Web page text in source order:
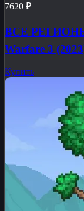
7620 ₽
ВСЕ РЕГИОНЫ
Warfare 3
Купить